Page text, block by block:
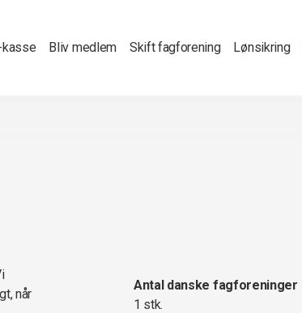
kasse Bliv medlem Skift fagforening Lønsikring
når
Antal danske fagforeninger
1 stk.